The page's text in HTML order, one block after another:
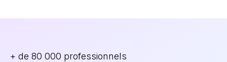
+ de 80 000 professionnels